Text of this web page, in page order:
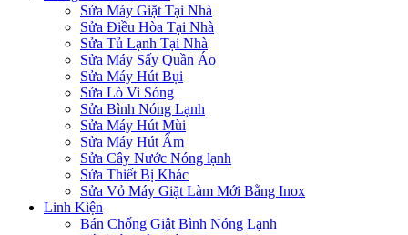
Sửa Máy Giặt Tại Nhà
Sửa Điều Hòa Tại Nhà
Sửa Tủ Lạnh Tại Nhà
Sửa Máy Sấy Quần Áo
Sửa Máy Hút Bụi
Sửa Lò Vi Sóng
Sửa Bình Nóng Lạnh
Sửa Máy Hút Mùi
Sửa Máy Hút Ẩm
Sửa Cây Nước Nóng lạnh
Sửa Thiết Bị Khác
Sửa Vỏ Máy Giặt Làm Mới Bằng Inox
Linh Kiện
Bán Chống Giật Bình Nóng Lạnh